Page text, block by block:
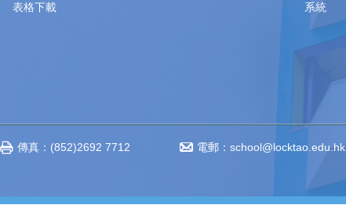
表格下載
系統
傳真：(852)2692 7712 電郵： school@locktao.edu.hk